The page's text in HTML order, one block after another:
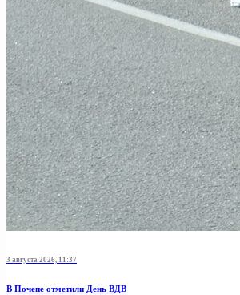
3 августа 2026, 11:37
В Почепе отметили День ВДВ